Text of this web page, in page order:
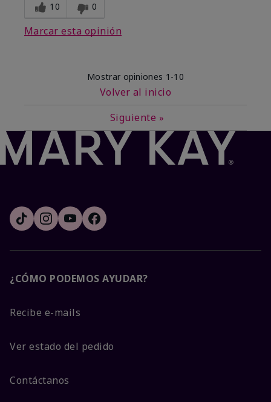
10 0
Marcar esta opinión
Mostrar opiniones 1-10
Volver al inicio
Siguiente »
¿CÓMO PODEMOS AYUDAR?
Recibe e-mails
Ver estado del pedido
Contáctanos